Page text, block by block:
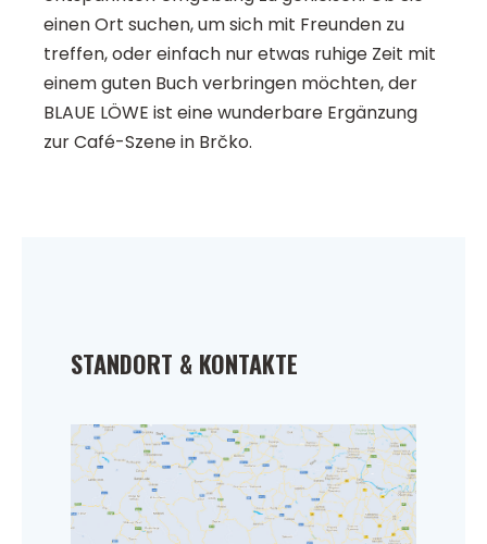
einen Ort suchen, um sich mit Freunden zu
treffen, oder einfach nur etwas ruhige Zeit mit
einem guten Buch verbringen möchten, der
BLAUE LÖWE ist eine wunderbare Ergänzung
zur Café-Szene in Brčko.
STANDORT & KONTAKTE